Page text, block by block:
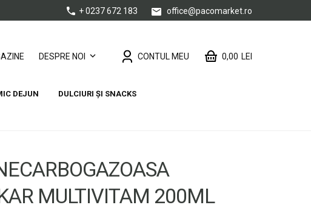
+ 0237 672 183 office@pacomarket.ro
DESPRE NOI CONTUL MEU 0,00 LEI
DEJUN DULCIURI ȘI SNACKS
MULTIVITAM 200ML